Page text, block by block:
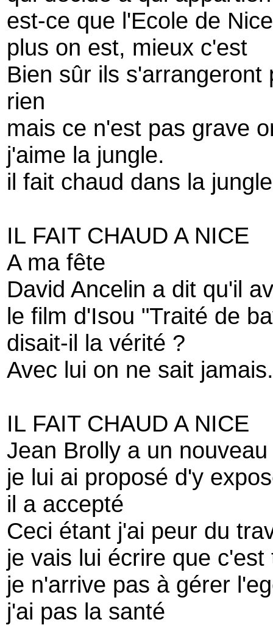
est-ce que l'Ecole de
plus on est, mieux c'est
Bien sûr ils
rien
mais ce n'est pas grave
j'aime la jungle.
il fait chaud dans la jungle
IL FAIT CHAUD A NICE
A ma fête
David Ancelin a dit qu'il
le film d'Isou "Traité de
disait-il la vérité ?
Avec lui on ne sait jamais.
IL FAIT CHAUD A NICE
Jean Brolly a un
je lui ai proposé d'y
il a accepté
Ceci étant j'ai peur du
je vais lui écrire que
je n'arrive pas à gérer
j'ai pas la santé